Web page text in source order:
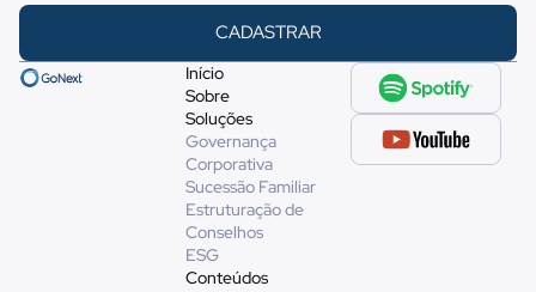
CADASTRAR
Início
Sobre
Soluções
Governança
Corporativa
Sucessão Familiar
Estruturação de
Conselhos
ESG
Conteúdos